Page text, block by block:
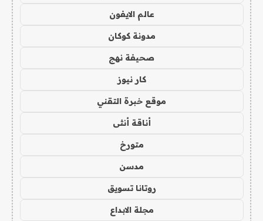
عالم الايفون
مدونة كوكان
صحيفة نهج
كار نيوز
موقع خبرة التقني
أناقة أنثى
متورخ
مدسن
روتانا تسويق
مجلة الابداع